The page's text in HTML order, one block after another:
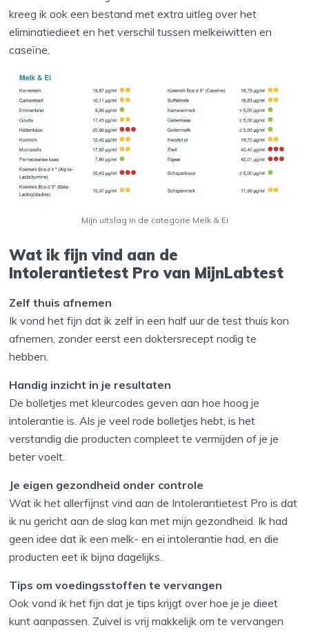
kreeg ik ook een bestand met extra uitleg over het
eliminatiedieet en het verschil tussen melkeiwitten en
caseïne.
Mijn uitslag in de categorie Melk & Ei
Wat ik fijn vind aan de
Intolerantietest Pro van MijnLabtest
Zelf thuis afnemen
Ik vond het fijn dat ik zelf in een half uur de test thuis kon
afnemen, zonder eerst een doktersrecept nodig te
hebben.
Handig inzicht in je resultaten
De bolletjes met kleurcodes geven aan hoe hoog je
intolerantie is. Als je veel rode bolletjes hebt, is het
verstandig die producten compleet te vermijden of je je
beter voelt.
Je eigen gezondheid onder controle
Wat ik het allerfijnst vind aan de Intolerantietest Pro is dat
ik nu gericht aan de slag kan met mijn gezondheid. Ik had
geen idee dat ik een melk- en ei intolerantie had, en die
producten eet ik bijna dagelijks.
Tips om voedingsstoffen te vervangen
Ook vond ik het fijn dat je tips krijgt over hoe je je dieet
kunt aanpassen. Zuivel is vrij makkelijk om te vervangen